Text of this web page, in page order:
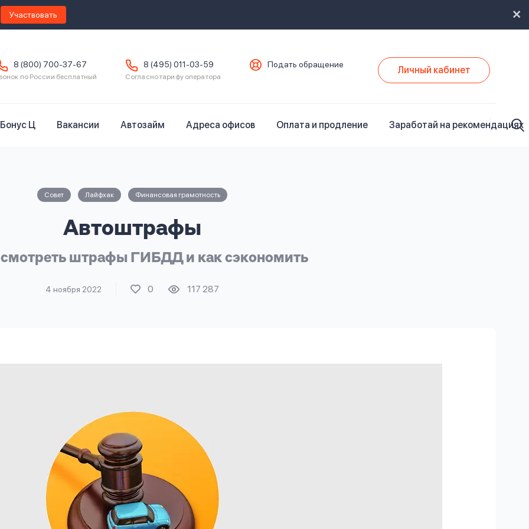
Участвовать
8 (800) 700-37-67
по России бесплатный
8 (495) 011-03-59
Согласно тарифу оператора
Подать обращение Личный кабинет
Бонус Ц Вакансии Автозайм Адреса офисов Оплата и продление Заработай на рекомендациях
Совет Лайфхак Финансовая грамотность
Автоштрафы
штрафы ГИБДД и как сэкономить
4 ноября 2022 0 117 287